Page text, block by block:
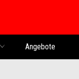
Angebote